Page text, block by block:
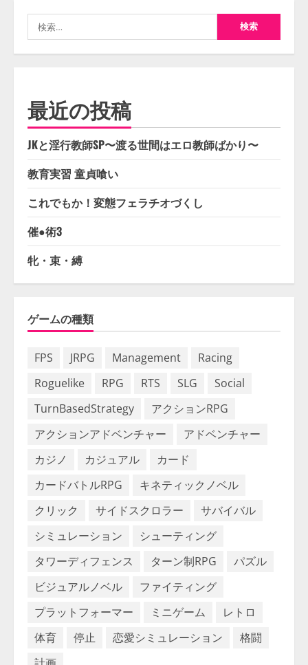
索:
最近の投稿
JKと淫行教師SP〜渡る世間はエロ教師ばかり〜
教育実習 童貞喰い
これでもか！変態フェラチオづくし
催●術3
牝・束・縛
ゲームの種類
FPS JRPG Management
Racing
Roguelike
RPG RTS SLG
Social
TurnBasedStrategy
アクションRPG
アクションアドベンチャー
アドベンチャー
カジノ
カジュアル
カード
カードバトルRPG
キネティックノベル
クリック
サイドスクロラー
サバイバル
シミュレーション
シューティング
タワーディフェンス
ターン制RPG
パズル
ビジュアルノベル
ファイティング
プラットフォーマー
ミニゲーム
レトロ
体育
停止 恋愛シミュレーション
格闘